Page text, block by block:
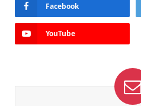
Facebook
YouTube